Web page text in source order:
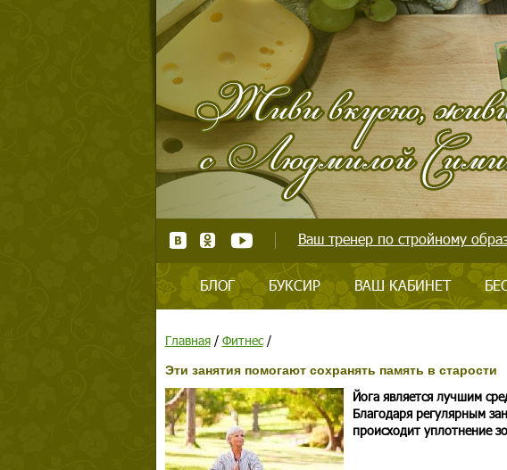
Ваш тренер по стройному
БЛОГ БУКСИР ВАШ КАБИНЕТ
Главная/ Фитнес/
Эти занятия помогают сохранять память в старости
Йога является лучшим
Благодаря регулярным
происходит уплотнение